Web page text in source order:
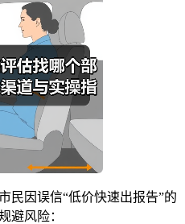
民因误信“低价快速出报告”的
避风险：